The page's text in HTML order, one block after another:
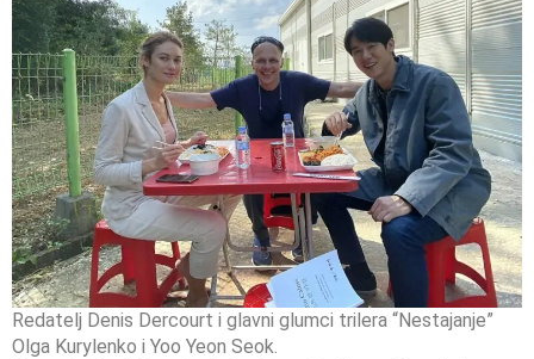
Redatelj Denis Dercourt i glavni glumci trilera “Nestajanje”
Olga Kurylenko i Yoo Yeon Seok.